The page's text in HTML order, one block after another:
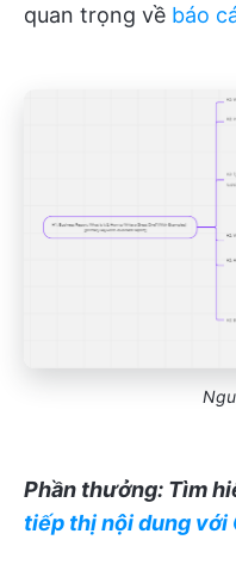
quan trọng về báo
Phần thưởng: Tìm
tiếp thị nội dung với